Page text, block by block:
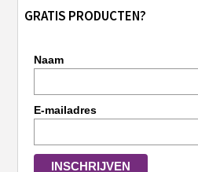
GRATIS PRODUCTEN?
Naam
E-mailadres